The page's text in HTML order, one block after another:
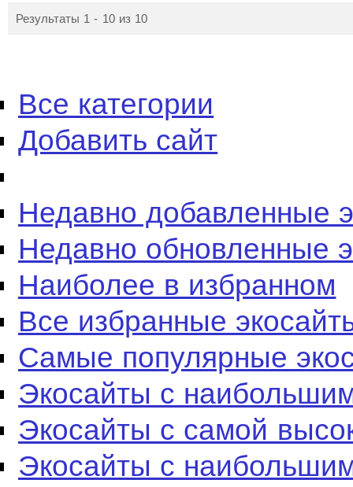
Результаты 1 - 10 из 10
Все категории
Добавить сайт
Недавно добавленные
Недавно обновленные
Наиболее в избранном
Все избранные
Самые популярные
Экосайты с
Экосайты с самой
Экосайты с